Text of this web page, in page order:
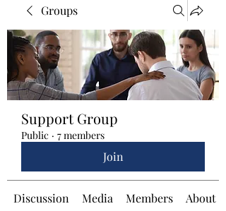
Groups
Support Group
Public · 7 members
Join
Discussion Media Members About